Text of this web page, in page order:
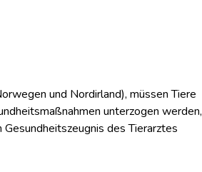
und Nordirland), müssen Tiere
unterzogen werden,
des Tierarztes